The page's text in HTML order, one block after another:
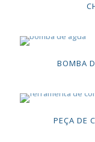
BOMBA
PEÇA DE